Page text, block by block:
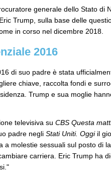
generale dello Stato di
Trump, sulla base delle
in corso nel dicembre 2018.
2016
di suo padre è stata
chiave, raccolta fondi e
Trump e sua moglie
televisiva su CBS Questa
padre negli Stati Uniti. Oggiil
a molestie sessuali sul posto di
carriera. Eric Trump ha